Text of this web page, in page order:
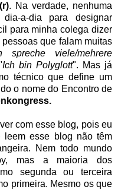
. Na verdade, nenhuma
a-dia para designar
para minha colega dizer
que falam muitas
spreche viele/mehrere
Ich bin Polyglott". Mas já
técnico que define um
o nome do Encontro de
com esse blog, pois eu
leem esse blog não têm
Nem todo mundo
mas a maioria dos
segunda ou terceira
primeira. Mesmo os que